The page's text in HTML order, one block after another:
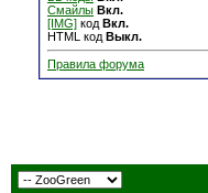
Смайлы Вкл.
[IMG] код Вкл.
HTML код Выкл.
Правила форума